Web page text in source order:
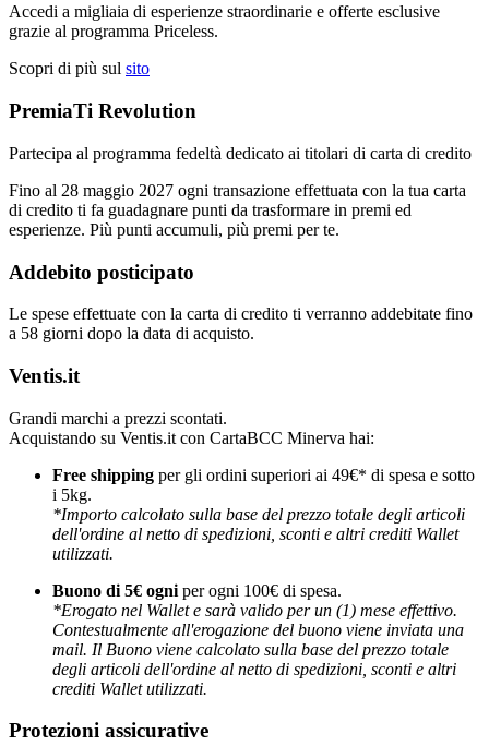
Accedi a migliaia di esperienze straordinarie e offerte esclusive
grazie al programma Priceless.
Scopri di più sul sito
PremiaTi Revolution
Partecipa al programma fedeltà dedicato ai titolari di carta di credito
Fino al 28 maggio 2027 ogni transazione effettuata con la tua carta
di credito ti fa guadagnare punti da trasformare in premi ed
esperienze. Più punti accumuli, più premi per te.
Addebito posticipato
Le spese effettuate con la carta di credito ti verranno addebitate fino
a 58 giorni dopo la data di acquisto.
Ventis.it
Grandi marchi a prezzi scontati.
Acquistando su Ventis.it con CartaBCC Minerva hai:
Free shipping per gli ordini superiori ai 49€* di spesa e sotto
i 5kg.
*Importo calcolato sulla base del prezzo totale degli articoli
dell'ordine al netto di spedizioni, sconti e altri crediti Wallet
utilizzati.
Buono di 5€ ogni per ogni 100€ di spesa.
*Erogato nel Wallet e sarà valido per un (1) mese effettivo.
Contestualmente all'erogazione del buono viene inviata una
mail. Il Buono viene calcolato sulla base del prezzo totale
degli articoli dell'ordine al netto di spedizioni, sconti e altri
crediti Wallet utilizzati.
Protezioni assicurative